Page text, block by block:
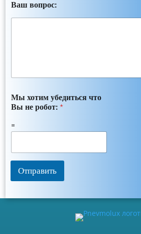
Ваш вопрос:
Мы хотим убедиться что
Вы не робот:*
=
Отправить